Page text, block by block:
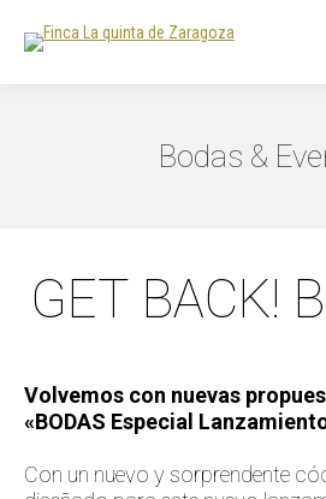
Bodas &
GET BACK!
Volvemos con nuevas
«BODAS Especial
Con un nuevo y sorprendente